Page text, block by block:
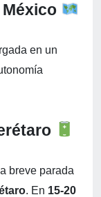
en un
breve parada
. En 15-20